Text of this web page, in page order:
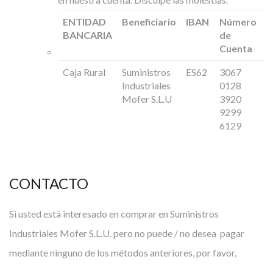
ENTIDAD
BANCARIA
Beneficiario IBAN
Número
de
Cuenta
Caja Rural
Suministros
Industriales
Mofer S.L.U
ES62
3067
0128
3920
9299
6129
CONTACTO
Si usted está interesado en comprar en Suministros
Industriales Mofer S.L.U. pero no puede / no desea pagar
mediante ninguno de los métodos anteriores, por favor,